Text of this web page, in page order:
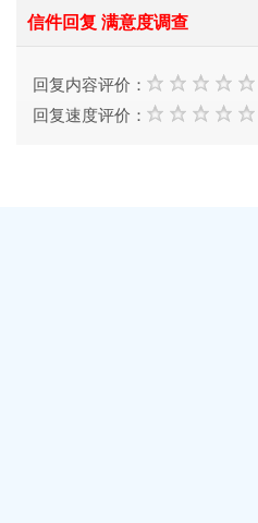
信件回复 满意度调查
回复内容评价：
回复速度评价：